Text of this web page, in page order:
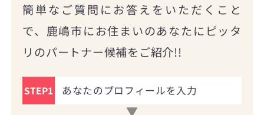
簡単なご質問にお答えをいただくこと
で、鹿嶋市にお住まいのあなたにピッタ
リのパートナー候補をご紹介!!
STEP1 あなたのプロフィールを入力